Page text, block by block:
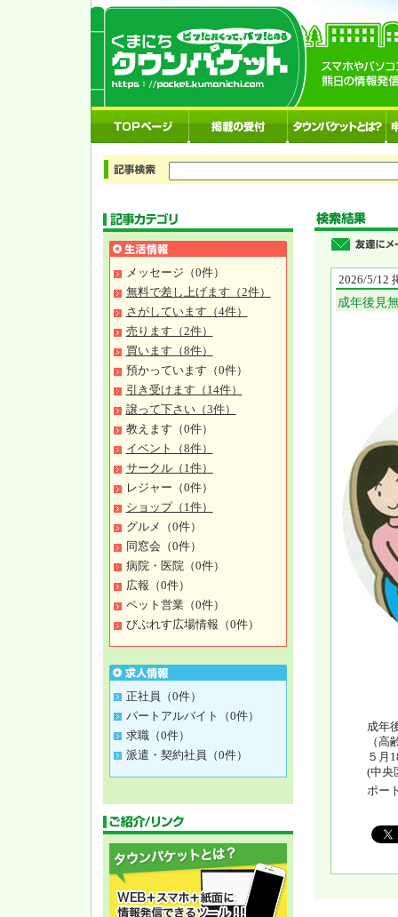
メッセージ（0件）
無料で差し上げます（2件）
さがしています（4件）
売ります（2件）
買います（8件）
預かっています（0件）
引き受けます（14件）
譲って下さい（3件）
教えます（0件）
イベント（8件）
サークル（1件）
レジャー（0件）
ショップ（1件）
グルメ（0件）
同窓会（0件）
病院・医院（0件）
広報（0件）
ペット営業（0件）
びぷれす広場情報（0件）
正社員（0件）
パートアルバイト（0件）
求職（0件）
派遣・契約社員（0件）
2026/5/12
成年後見
成年
（高
５月
(中央
ポー